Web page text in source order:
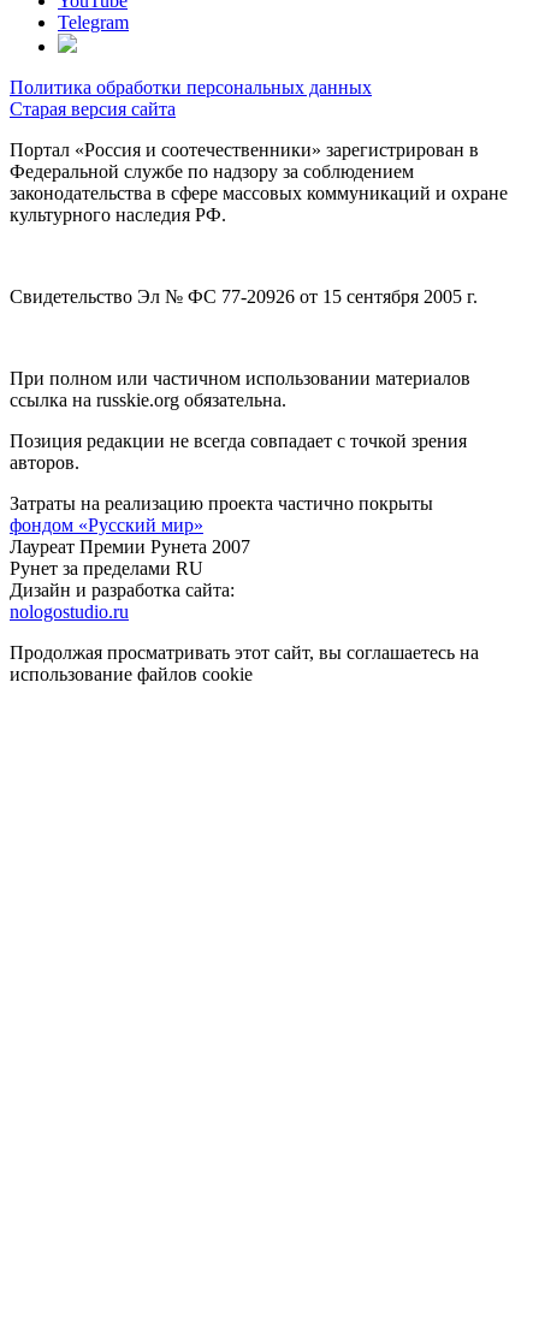
Telegram
Политика обработки персональных данных
Старая версия сайта
Портал «Россия и соотечественники» зарегистрирован в
Федеральной службе по надзору за соблюдением
законодательства в сфере массовых коммуникаций и охране
культурного наследия РФ.
Свидетельство Эл № ФС 77-20926 от 15 сентября 2005 г.
При полном или частичном использовании материалов
ссылка на russkie.org обязательна.
Позиция редакции не всегда совпадает с точкой зрения
авторов.
Затраты на реализацию проекта частично покрыты
фондом «Русский мир»
Лауреат Премии Рунета 2007
Рунет за пределами RU
Дизайн и разработка сайта:
nologostudio.ru
Продолжая просматривать этот сайт, вы соглашаетесь на
использование файлов cookie